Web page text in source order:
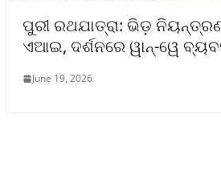
ପୁରୀ ରଥଯାତ୍ରା: ଭିଡ଼
ଏଆଇ, ଦର୍ଶନରେ ୱାନ୍-ୱେ
June 19, 2026